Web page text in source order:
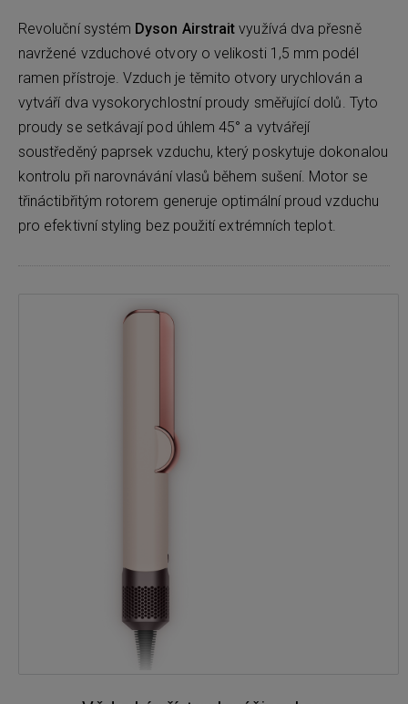
Revoluční systém Dyson Airstrait využívá dva přesně
navržené vzduchové otvory o velikosti 1,5 mm podél
ramen přístroje. Vzduch je těmito otvory urychlován a
vytváří dva vysokorychlostní proudy směřující dolů. Tyto
proudy se setkávají pod úhlem 45° a vytvářejí
soustředěný paprsek vzduchu, který poskytuje dokonalou
kontrolu při narovnávání vlasů během sušení. Motor se
třináctibřitým rotorem generuje optimální proud vzduchu
pro efektivní styling bez použití extrémních teplot.